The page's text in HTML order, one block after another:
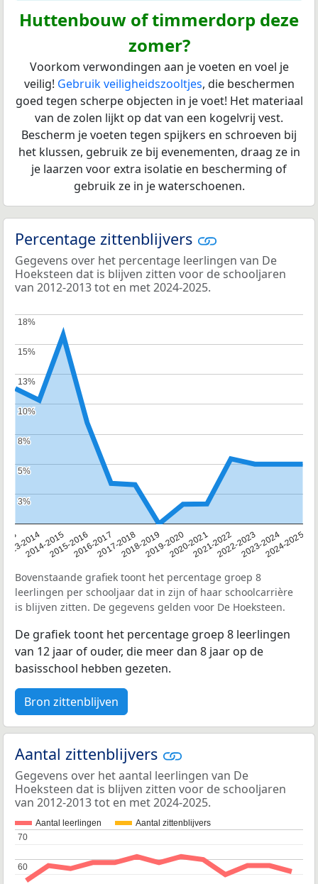
Huttenbouw of timmerdorp deze
zomer?
Voorkom verwondingen aan je voeten en voel je
veilig! Gebruik veiligheidszooltjes, die beschermen
goed tegen scherpe objecten in je voet! Het materiaal
van de zolen lijkt op dat van een kogelvrij vest.
Bescherm je voeten tegen spijkers en schroeven bij
het klussen, gebruik ze bij evenementen, draag ze in
je laarzen voor extra isolatie en bescherming of
gebruik ze in je waterschoenen.
Percentage zittenblijvers
Gegevens over het percentage leerlingen van De
Hoeksteen dat is blijven zitten voor de schooljaren
van 2012-2013 tot en met 2024-2025.
2013-20142014-20152015-20162016-20172017-20182018-20192019-20202020-20212021-20222022-20232023-20242024-2025
3%
3%
5%
5%
8%
8%
10%
10%
13%
13%
15%
15%
18%
18%
Bovenstaande grafiek toont het percentage groep 8
leerlingen per schooljaar dat in zijn of haar schoolcarrière
is blijven zitten. De gegevens gelden voor De Hoeksteen.
De grafiek toont het percentage groep 8 leerlingen
van 12 jaar of ouder, die meer dan 8 jaar op de
basisschool hebben gezeten.
Bron zittenblijven
Aantal zittenblijvers
Gegevens over het aantal leerlingen van De
Hoeksteen dat is blijven zitten voor de schooljaren
van 2012-2013 tot en met 2024-2025.
Aantal leerlingen Aantal zittenblijvers
60
60
70
70